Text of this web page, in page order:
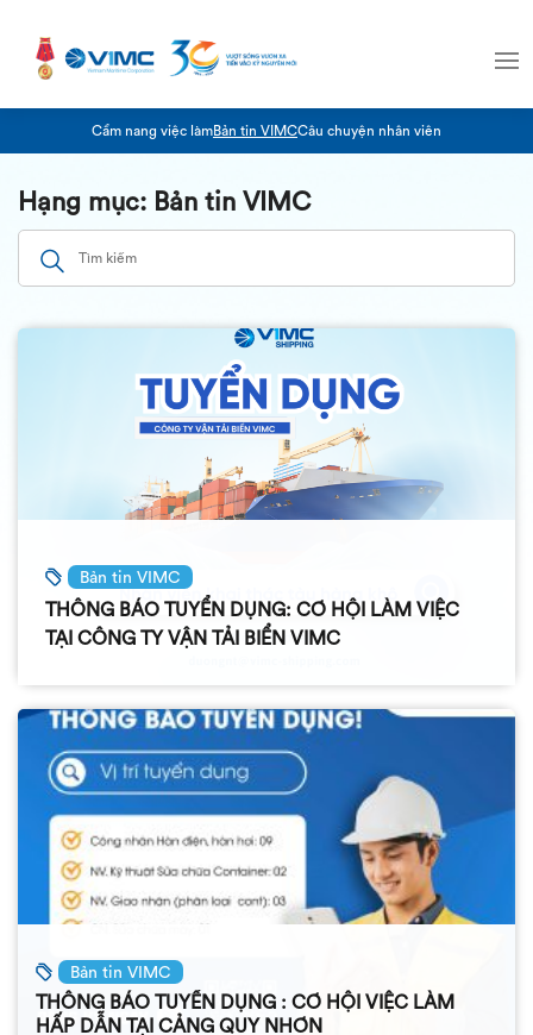
Cẩm nang việc làmBản tin VIMCCâu chuyện nhân viên
Hạng mục: Bản tin VIMC
Bản tin VIMC
THÔNG BÁO TUYỂN DỤNG: CƠ HỘI LÀM VIỆC
TẠI CÔNG TY VẬN TẢI BIỂN VIMC
Bản tin VIMC
THÔNG BÁO TUYỂN DỤNG : CƠ HỘI VIỆC LÀM
HẤP DẪN TẠI CẢNG QUY NHƠN